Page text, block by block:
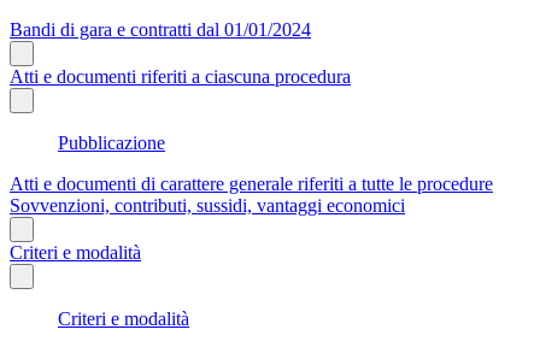
Bandi di gara e contratti dal 01/01/2024
Atti e documenti riferiti a ciascuna procedura
Pubblicazione
Atti e documenti di carattere generale riferiti a tutte le procedure
Sovvenzioni, contributi, sussidi, vantaggi economici
Criteri e modalità
Criteri e modalità